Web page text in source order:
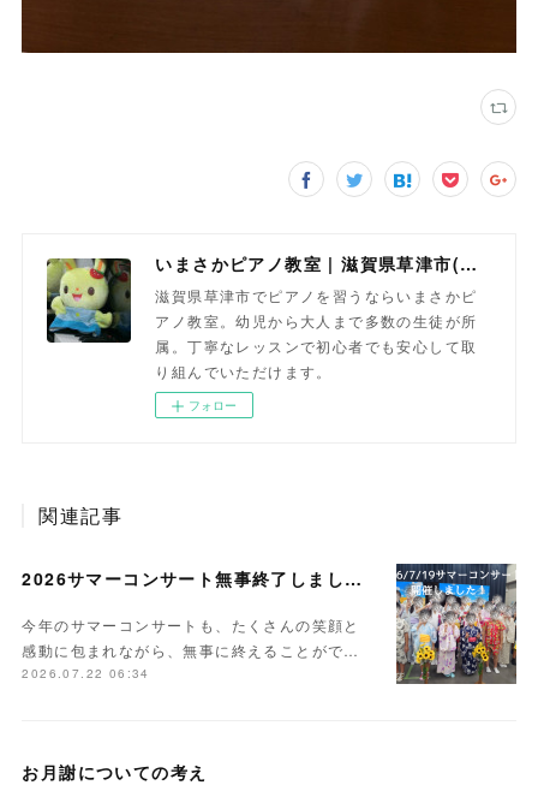
いまさかピアノ教室 | 滋賀県草津市(南草津)のピアノ教室
滋賀県草津市でピアノを習うならいまさかピ
アノ教室。幼児から大人まで多数の生徒が所
属。丁寧なレッスンで初心者でも安心して取
り組んでいただけます。
フォロー
関連記事
2026サマーコンサート無事終了しました。
今年のサマーコンサートも、たくさんの笑顔と
感動に包まれながら、無事に終えることがで…
2026.07.22 06:34
お月謝についての考え